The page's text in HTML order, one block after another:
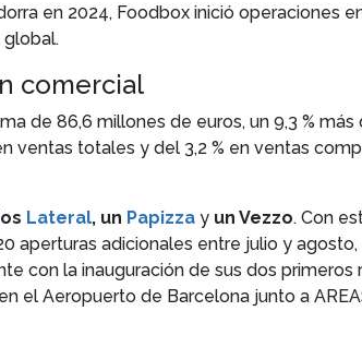
en 2024, Foodbox inició operaciones
comercial
de 86,6 millones de euros, un 9,3 %
ventas totales y del 3,2 % en ventas
Lateral, un Papizza y un Vezzo. Con
aperturas adicionales entre julio y
con la inauguración de sus dos primeros
el Aeropuerto de Barcelona junto a